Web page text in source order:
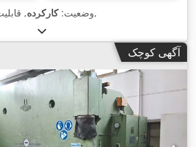
وضعیت:کارکرده, ,
آگهی کوچک